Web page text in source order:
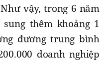
vậy, trong 6 năm
thêm khoảng 1
đương trung bình
doanh nghiệp